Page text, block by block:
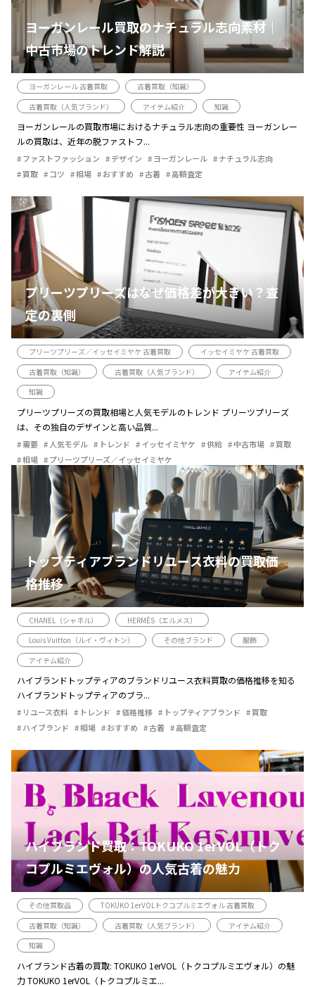
ヨーガンレール買取のナチュラル志向素材｜
中古市場のトレンド解説
ヨーガンレール 古着買取
古着買取（知識）
古着買取（人気ブランド）
アイテム紹介 知識
ヨーガンレールの買取市場におけるナチュラル志向の重要性 ヨーガンレー
ルの買取は、近年の脱ファストフ...
ファストファッション デザイン ヨーガンレール
ナチュラル志向
買取
コツ 相場 おすすめ 古着 高額査定
プリーツプリーズはなぜ価格差が大きい？査
定の裏側
プリーツプリーズ／イッセイミヤケ 古着買取
イッセイミヤケ 古着買取
古着買取（知識）
古着買取（人気ブランド）
アイテム紹介
知識
プリーツプリーズの買取相場と人気モデルのトレンド プリーツプリーズ
は、その独自のデザインと高い品質...
需要 人気モデル トレンド イッセイミヤケ 供給 中古市場
買取
相場
プリーツプリーズ／イッセイミヤケ
トップティアブランドリユース衣料の買取価
格推移
CHANEL（シャネル）
HERMÈS（エルメス）
Louis Vuitton（ルイ・ヴィトン）
その他ブランド
服飾
アイテム紹介
ハイブランドトップティアのブランドリユース衣料買取の価格推移を知る
ハイブランドトップティアのブラ...
リユース衣料 トレンド 価格推移 トップティアブランド
買取
ハイブランド
相場 おすすめ 古着 高額査定
ハイブランド買取：TOKUKO 1erVOL（トク
コプルミエヴォル）の人気古着の魅力
その他買取品
TOKUKO 1erVOLトクコプルミエヴォル 古着買取
古着買取（知識）
古着買取（人気ブランド）
アイテム紹介
知識
ハイブランド古着の買取: TOKUKO 1erVOL（トクコプルミエヴォル）の魅
力 TOKUKO 1erVOL（トクコプルミエ...